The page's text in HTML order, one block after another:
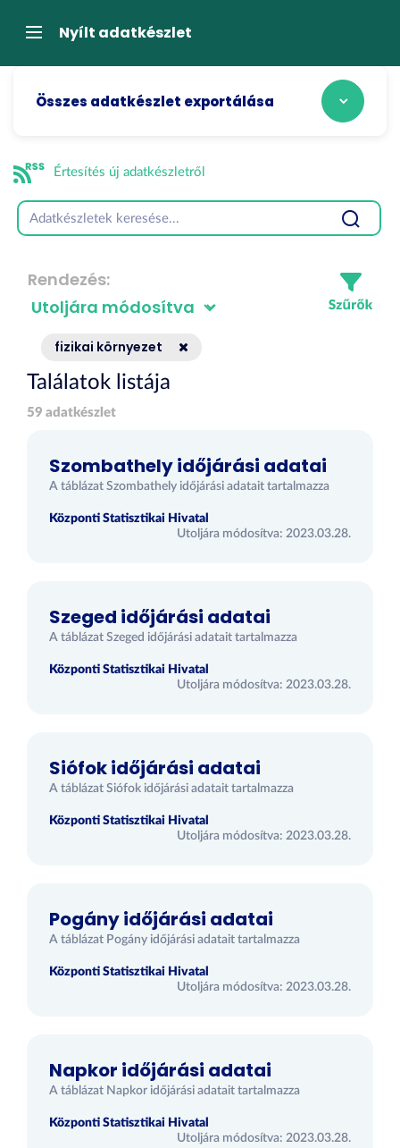
átugrásaNavigációNyílt adatkészlet
Összes adatkészlet exportálása
Értesítés új adatkészletről
Rendezés
fizikai környezet
Találatok listája
59 adatkészlet
Szombathely időjárási adatai
A táblázat Szombathely időjárási adatait tartalmazza
Központi Statisztikai Hivatal
Utoljára módosítva: 2023.03.28.
Szeged időjárási adatai
A táblázat Szeged időjárási adatait tartalmazza
Központi Statisztikai Hivatal
Utoljára módosítva: 2023.03.28.
Siófok időjárási adatai
A táblázat Siófok időjárási adatait tartalmazza
Központi Statisztikai Hivatal
Utoljára módosítva: 2023.03.28.
Pogány időjárási adatai
A táblázat Pogány időjárási adatait tartalmazza
Központi Statisztikai Hivatal
Utoljára módosítva: 2023.03.28.
Napkor időjárási adatai
A táblázat Napkor időjárási adatait tartalmazza
Központi Statisztikai Hivatal
Utoljára módosítva: 2023.03.28.